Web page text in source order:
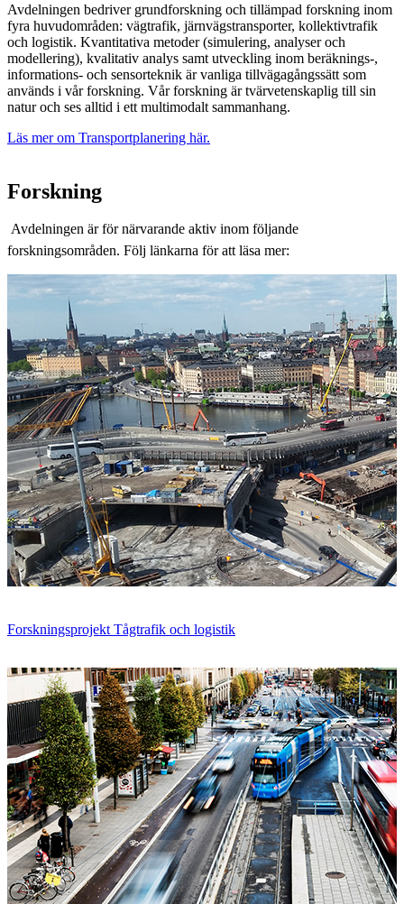
Avdelningen bedriver grundforskning och tillämpad forskning inom
fyra huvudområden: vägtrafik, järnvägstransporter, kollektivtrafik
och logistik. Kvantitativa metoder (simulering, analyser och
modellering), kvalitativ analys samt utveckling inom beräknings-,
informations- och sensorteknik är vanliga tillvägagångssätt som
används i vår forskning. Vår forskning är tvärvetenskaplig till sin
natur och ses alltid i ett multimodalt sammanhang.
Läs mer om Transportplanering här.
Forskning
Avdelningen är för närvarande aktiv inom följande
forskningsområden. Följ länkarna för att läsa mer:
Forskningsprojekt Tågtrafik och logistik